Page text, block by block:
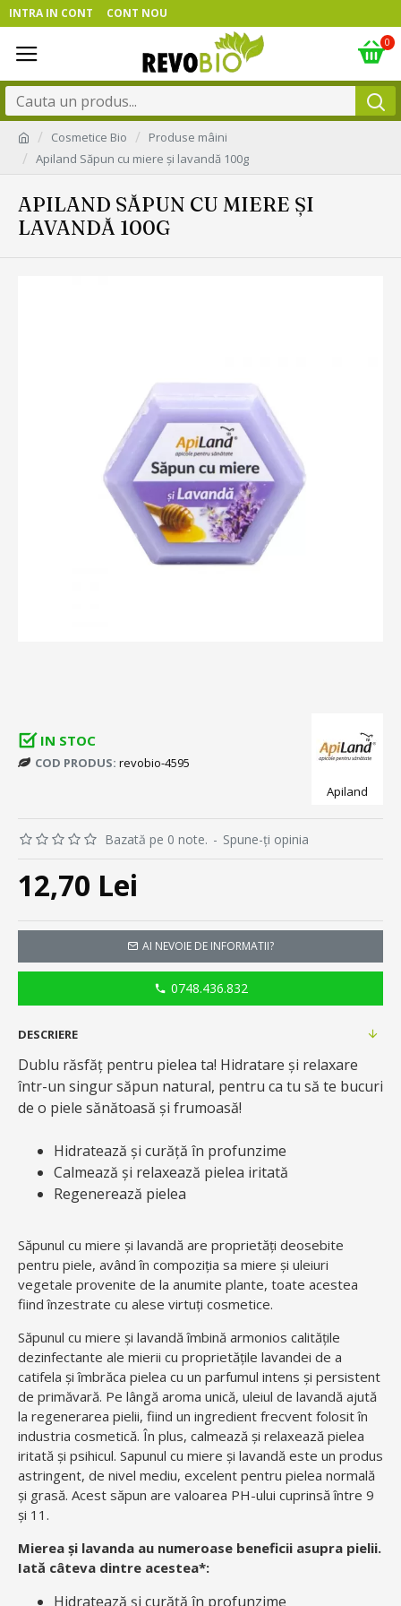
INTRA IN CONT CONT NOU
0
Cosmetice Bio
Produse mâini
Apiland Săpun cu miere și lavandă 100g
APILAND SĂPUN CU MIERE ȘI
LAVANDĂ 100G
IN STOC
COD PRODUS: revobio-4595
Apiland
Bazată pe 0 note. - Spune-ţi opinia
12,70 Lei
AI NEVOIE DE INFORMATII?
0748.436.832
DESCRIERE
Dublu răsfăț pentru pielea ta! Hidratare și relaxare
într-un singur săpun natural, pentru ca tu să te bucuri
de o piele sănătoasă și frumoasă!
Hidratează și curăță în profunzime
Calmează și relaxează pielea iritată
Regenerează pielea
Săpunul cu miere și lavandă are proprietăți deosebite
pentru piele, având în compoziția sa miere și uleiuri
vegetale provenite de la anumite plante, toate acestea
fiind înzestrate cu alese virtuți cosmetice.
Săpunul cu miere și lavandă îmbină armonios calitățile
dezinfectante ale mierii cu proprietățile lavandei de a
catifela și îmbrăca pielea cu un parfumul intens și persistent
de primăvară. Pe lângă aroma unică, uleiul de lavandă ajută
la regenerarea pielii, fiind un ingredient frecvent folosit în
industria cosmetică. În plus, calmează și relaxează pielea
iritată și psihicul. Sapunul cu miere și lavandă este un produs
astringent, de nivel mediu, excelent pentru pielea normală
și grasă. Acest săpun are valoarea PH-ului cuprinsă între 9
şi 11.
Mierea și lavanda au numeroase beneficii asupra pielii.
Iată câteva dintre acestea*:
Hidratează și curăță în profunzime